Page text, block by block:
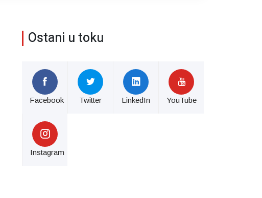
Ostani u toku
Facebook Twitter LinkedIn YouTube
Instagram